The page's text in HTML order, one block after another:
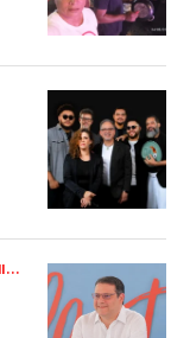
MINISTERIO DE INDUSTRIA, COMERCIO Y MIPYMES (MICM)